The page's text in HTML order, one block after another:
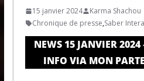
15 janvier 2024
Karma Shachou
Chronique de presse,Saber
NEWS 15 JANVIER
INFO VIA MON